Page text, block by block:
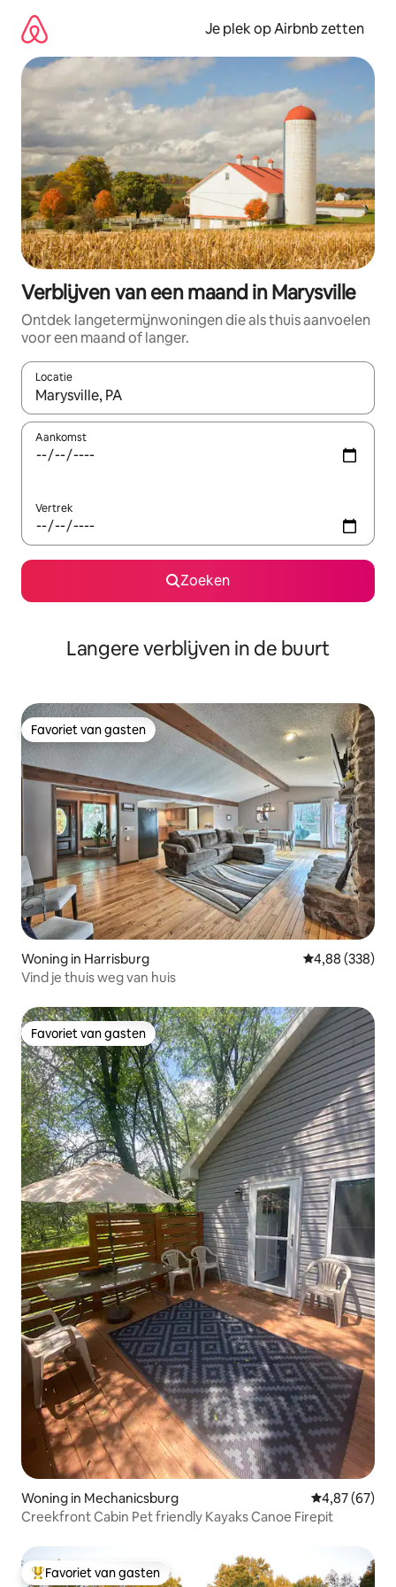
direct
naar
inhoud
Je plek op Airbnb zetten
Verblijven van een maand in Marysville
Ontdek langetermijnwoningen die als thuis aanvoelen
voor een maand of langer.
Locatie
Wanneer er resultaten beschikbaar zijn, maak je een keuze
Aankomst
Vertrek
Zoeken
Langere verblijven in de buurt
Favoriet van gasten
Favoriet van gasten
Woning in Harrisburg Gemiddelde
4,88 (338)
Vind je thuis weg van huis
Favoriet van gasten
Favoriet van gasten
Woning in Mechanicsburg Gemiddelde
4,87 (67)
Creekfront Cabin Pet friendly Kayaks Canoe Firepit
Topfavoriet van gasten
Favoriet van gasten